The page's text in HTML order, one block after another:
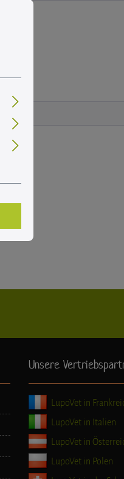
Unsere
LupoVet in
LupoVet in Italien
LupoVet in
LupoVet in Polen
...